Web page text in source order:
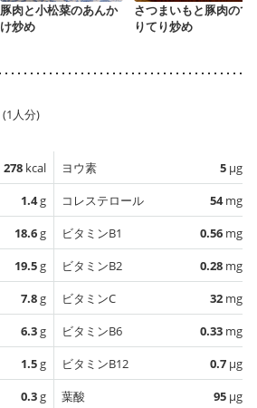
豚肉と小松菜のあんか
け炒め
さつまいもと豚肉のて
りてり炒め
(1人分)
278 kcal
1.4g
18.6g
19.5g
7.8g
6.3g
1.5g
0.3g
ヨウ素 5 µg
コレステロール
54mg
ビタミンB1
0.56 mg
ビタミンB2
0.28 mg
ビタミンC
32 mg
ビタミンB6
0.33 mg
ビタミンB12
0.7 µg
葉酸
95 µg